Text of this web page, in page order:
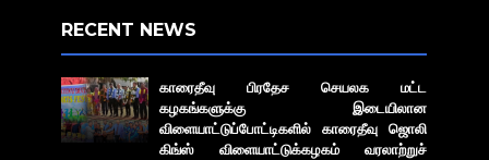
RECENT NEWS
காரைதீவு பிரதேச செயலக மட்ட
கழகங்களுக்கு இடையிலான
விளையாட்டுப்போட்டிகளில் காரைதீவு ஜொலி
கிங்ஸ் விளையாட்டுக்கழகம் வரலாற்றுச்